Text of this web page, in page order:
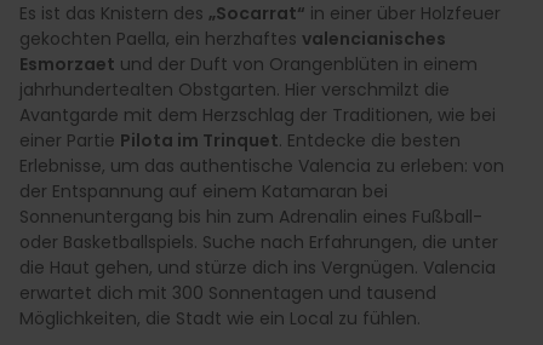
Es ist das Knistern des „Socarrat“ in einer über Holzfeuer
gekochten Paella, ein herzhaftes valencianisches
Esmorzaet und der Duft von Orangenblüten in einem
jahrhundertealten Obstgarten. Hier verschmilzt die
Avantgarde mit dem Herzschlag der Traditionen, wie bei
einer Partie Pilota im Trinquet. Entdecke die besten
Erlebnisse, um das authentische Valencia zu erleben: von
der Entspannung auf einem Katamaran bei
Sonnenuntergang bis hin zum Adrenalin eines Fußball-
oder Basketballspiels. Suche nach Erfahrungen, die unter
die Haut gehen, und stürze dich ins Vergnügen. Valencia
erwartet dich mit 300 Sonnentagen und tausend
Möglichkeiten, die Stadt wie ein Local zu fühlen.